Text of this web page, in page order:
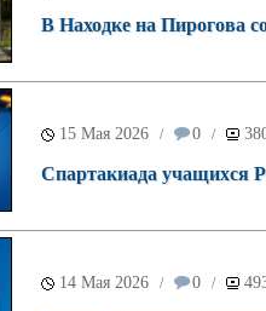
В Находке на Пирогова
15 Мая 2026 / 0 /
Спартакиада учащихся
14 Мая 2026 / 0 /